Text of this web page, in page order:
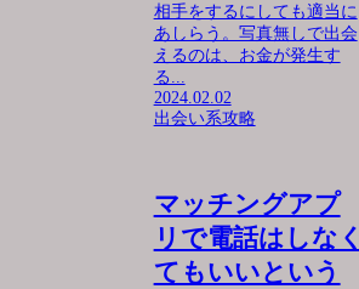
相手をするにしても適当に
あしらう。写真無しで出会
えるのは、お金が発生す
る...
2024.02.02
出会い系攻略
マッチングアプ
リで電話はしなく
てもいいという